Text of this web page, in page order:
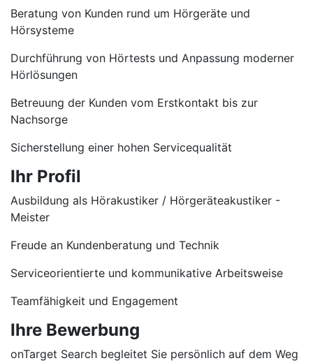
Beratung von Kunden rund um Hörgeräte und
Hörsysteme
Durchführung von Hörtests und Anpassung moderner
Hörlösungen
Betreuung der Kunden vom Erstkontakt bis zur
Nachsorge
Sicherstellung einer hohen Servicequalität
Ihr Profil
Ausbildung als Hörakustiker / Hörgeräteakustiker -
Meister
Freude an Kundenberatung und Technik
Serviceorientierte und kommunikative Arbeitsweise
Teamfähigkeit und Engagement
Ihre Bewerbung
onTarget Search begleitet Sie persönlich auf dem Weg